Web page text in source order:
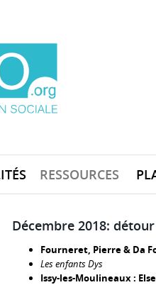
RESSOURCES
Décembre 2018:
Fourneret, Pierre & Da
Les enfants Dys
Issy-les-Moulineaux :